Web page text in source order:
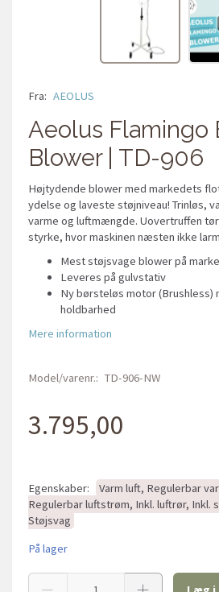
Fra: AEOLUS
Aeolus Flamingo
Blower | TD-906
Højtydende blower med markedets
ydelse og laveste støjniveau! Trinløs,
varme og luftmængde. Uovertruffen
styrke, hvor maskinen næsten ikke
Mest støjsvage blower på
Leveres på gulvstativ
Ny børsteløs motor (Brushless)
holdbarhed
Mere information
Model/varenr.: TD-906-NW
3.795,00
Egenskaber:
Varm luft, Regulerbar
Regulerbar luftstrøm, Inkl. luftrør, Inkl.
Støjsvag
På lager